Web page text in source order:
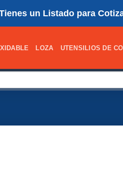
un Listado para
LOZA UTENSILIOS DE